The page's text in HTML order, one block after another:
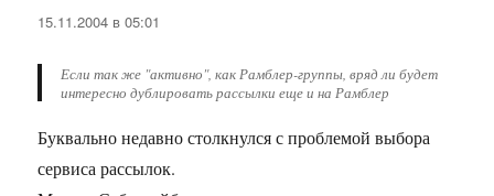
15.11.2004 в 05:01
Если так же "активно", как Рамблер-группы, вряд ли будет
интересно дублировать рассылки еще и на Рамблер
Буквально недавно столкнулся с проблемой выбора
сервиса рассылок.